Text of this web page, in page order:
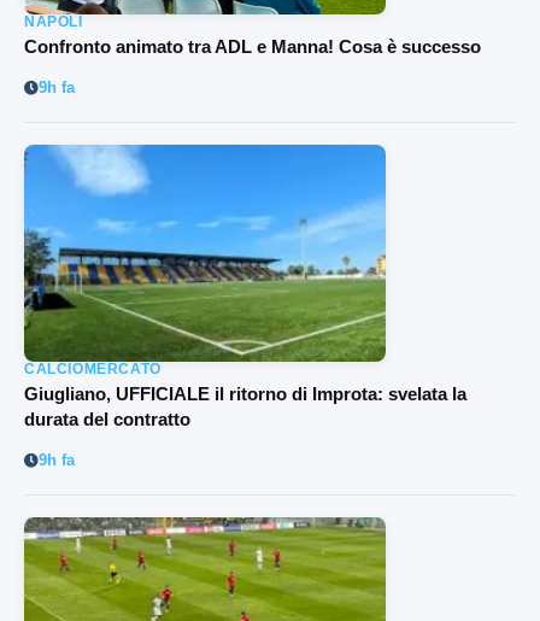
NAPOLI
Confronto animato tra ADL e Manna! Cosa è successo
9h fa
CALCIOMERCATO
Giugliano, UFFICIALE il ritorno di Improta: svelata la
durata del contratto
9h fa